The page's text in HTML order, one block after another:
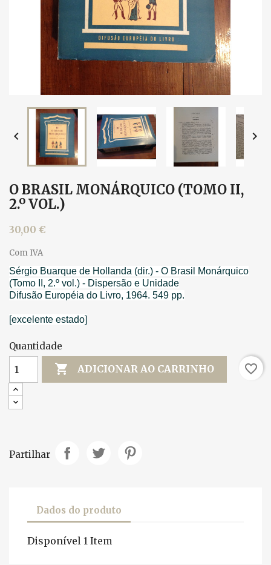
 
O BRASIL MONÁRQUICO (TOMO II,
2.º VOL.)
30,00 €
Com IVA
Sérgio Buarque de Hollanda (dir.) - O Brasil Monárquico
(Tomo II, 2.º vol.) - Dispersão e Unidade
Difusão Européia do Livro, 1964. 549 pp.
[excelente estado]
Quantidade
 ADICIONAR AO CARRINHO favorite_border
Partilhar
Dados do produto
Disponível 1 Item